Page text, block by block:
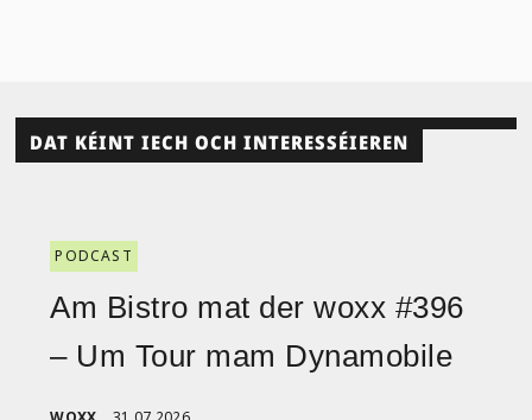
DAT KÉINT IECH OCH INTERESSÉIEREN
PODCAST
Am Bistro mat der woxx #396
– Um Tour mam Dynamobile